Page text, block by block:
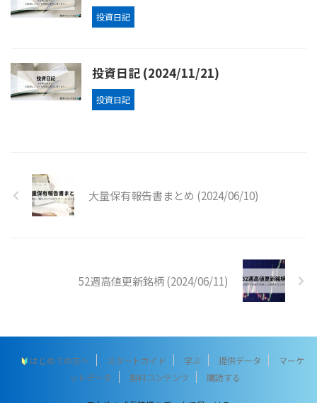
投資日記
投資日記 (2024/11/21)
投資日記
大量保有報告書まとめ (2024/06/10)
52週高値更新銘柄 (2024/06/11)
はじめての方へ スタートガイド 学ぶ 提供データ
マーケ
ットデータ
無料コンテンツ 購読する